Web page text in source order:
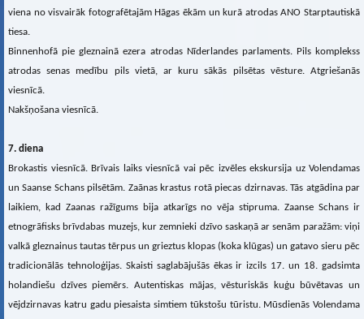
viena no visvairāk fotografētajām Hāgas ēkām un kurā atrodas ANO Starptautiskā
tiesa.
Binnenhofā pie gleznainā ezera atrodas Nīderlandes parlaments. Pils komplekss
atrodas senas medību pils vietā, ar kuru sākās pilsētas vēsture. Atgriešanās
viesnīcā.
Nakšņošana viesnīcā.
7. diena
Brokastis viesnīcā. Brīvais laiks viesnīcā vai pēc izvēles ekskursija uz Volendamas
un Saanse Schans pilsētām. Zaānas krastus rotā piecas dzirnavas. Tās atgādina par
laikiem, kad Zaanas ražīgums bija atkarīgs no vēja stipruma. Zaanse Schans ir
etnogrāfisks brīvdabas muzejs, kur zemnieki dzīvo saskaņā ar senām paražām: viņi
valkā gleznainus tautas tērpus un grieztus klopas (koka klūgas) un gatavo sieru pēc
tradicionālās tehnoloģijas. Skaisti saglabājušās ēkas ir izcils 17. un 18. gadsimta
holandiešu dzīves piemērs. Autentiskas mājas, vēsturiskās kuģu būvētavas un
vējdzirnavas katru gadu piesaista simtiem tūkstošu tūristu. Mūsdienās Volendama